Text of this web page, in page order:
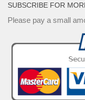
SUBSCRIBE FOR
Please pay a small